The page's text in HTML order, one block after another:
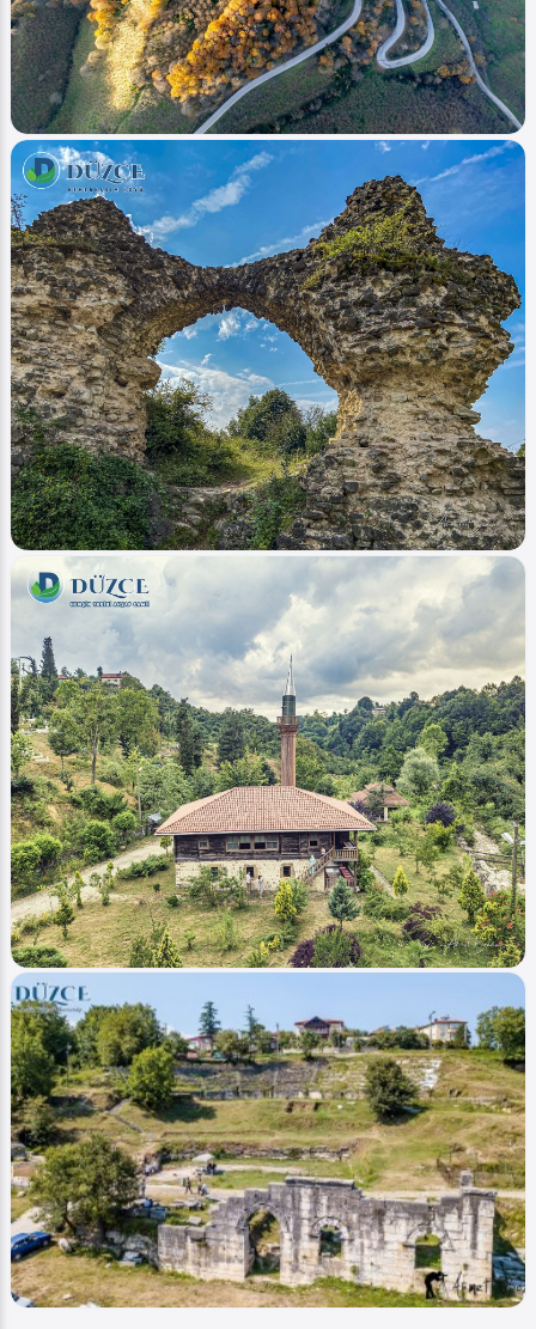
Konuralp Antik Tiyatrı
Ahmet Bozdemir 0 1598 0
Image Tarih - History
Beyköy Kalesi
Ahmet Bozdemir 0 1934 0
Image Tarih - History
Kemerkasım Su Kemerleri
Ahmet Bozdemir 0 1539 0
Image Tarih - History
Akçakoca Hemşin Tarihi Ahşap Camii
Ahmet Bozdemir 0 1764 0